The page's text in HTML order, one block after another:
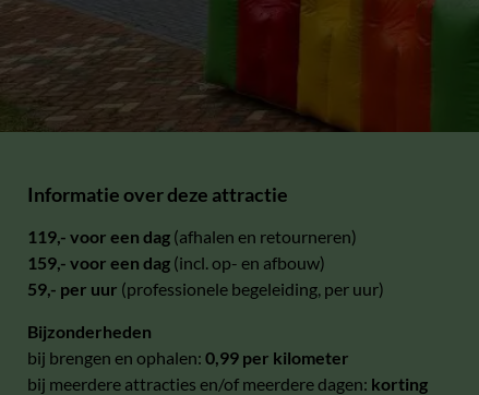
Informatie over deze attractie
119,- voor een dag (afhalen en retourneren)
159,- voor een dag (incl. op- en afbouw)
59,- per uur (professionele begeleiding, per uur)
Bijzonderheden
bij brengen en ophalen: 0,99 per kilometer
bij meerdere attracties en/of meerdere dagen: korting